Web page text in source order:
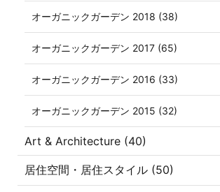
オーガニックガーデン 2018 (38)
オーガニックガーデン 2017 (65)
オーガニックガーデン 2016 (33)
オーガニックガーデン 2015 (32)
Art & Architecture (40)
居住空間・居住スタイル (50)